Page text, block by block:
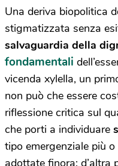
Una deriva biopolitica
stigmatizzata senza
salvaguardia della
fondamentali
vicenda xylella, un
non può che essere
riflessione critica sul
che porti a individuare
tipo emergenziale più